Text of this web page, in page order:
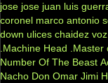
jose jose juan luis
coronel marco antonio
down ulices chaidez
.Machine Head
.Master
Number Of The Beast
Nacho Don Omar Jimi